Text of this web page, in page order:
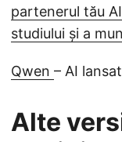
partenerul tău
studiului și a
Qwen – AI
Alte